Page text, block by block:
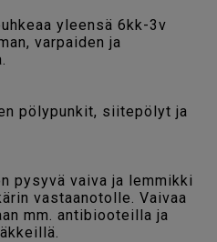
yleensä 6kk-3v
varpaiden ja
pölypunkit, siitepölyt ja
pysyvä vaiva ja lemmikki
vastaanotolle. Vaivaa
mm. antibiooteilla ja